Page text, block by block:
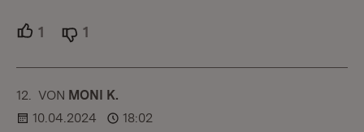
1 Unterstützer.
1
12. KOMMENTAR
VON :MONI K.
10.04.2024
18:02